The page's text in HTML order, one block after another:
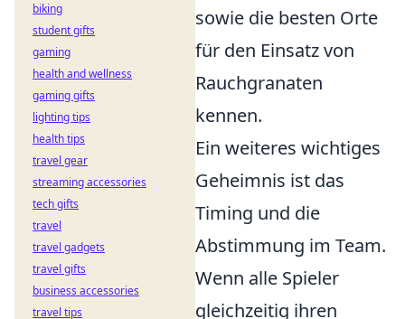
sowie die besten Orte
für den Einsatz von
Rauchgranaten
kennen.
Ein weiteres wichtiges
Geheimnis ist das
Timing und die
Abstimmung im Team.
Wenn alle Spieler
gleichzeitig ihren
biking
student gifts
gaming
health and wellness
gaming gifts
lighting tips
health tips
travel gear
streaming accessories
tech gifts
travel
travel gadgets
travel gifts
business accessories
travel tips